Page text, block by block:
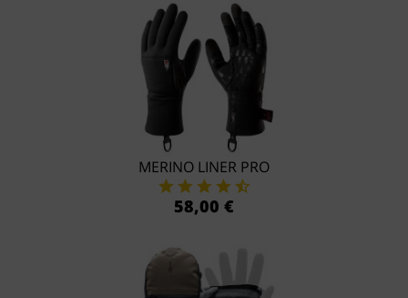
MERINO LINER PRO
58,00 €